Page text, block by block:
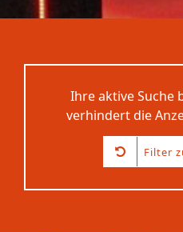
Ihre aktive Suche
verhindert die
Filter